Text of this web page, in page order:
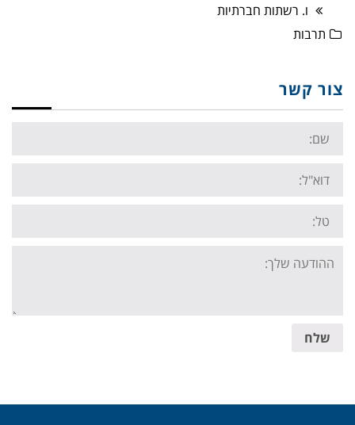
ו. רשתות חברתיות
תרבות
צור קשר
Name:
Email:
Tel:
Your
message:
שלח